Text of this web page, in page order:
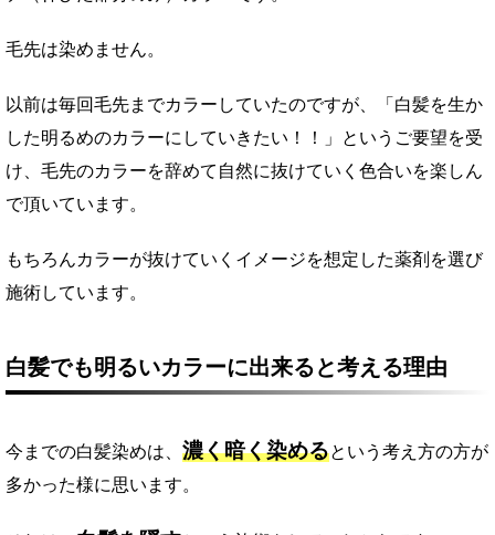
毛先は染めません。
以前は毎回毛先までカラーしていたのですが、「白髪を生か
した明るめのカラーにしていきたい！！」というご要望を受
け、毛先のカラーを辞めて自然に抜けていく色合いを楽しん
で頂いています。
もちろんカラーが抜けていくイメージを想定した薬剤を選び
施術しています。
白髪でも明るいカラーに出来ると考える理由
今までの白髪染めは、 濃く暗く染めるという考え方の方が
多かった様に思います。